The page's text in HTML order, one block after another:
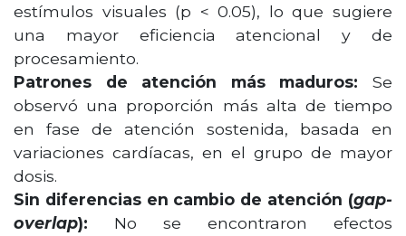
estímulos visuales (p < 0.05), lo que sugiere
una mayor eficiencia atencional y de
procesamiento.
Patrones de atención más maduros: Se
observó una proporción más alta de tiempo
en fase de atención sostenida, basada en
variaciones cardíacas, en el grupo de mayor
dosis.
Sin diferencias en cambio de atención (gap-
overlap): No se encontraron efectos